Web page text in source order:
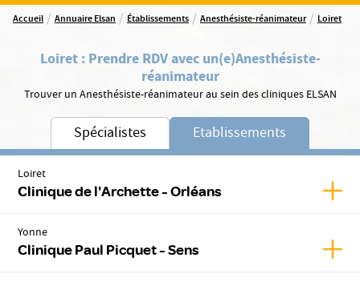
Accueil / Annuaire Elsan / Établissements / Anesthésiste-réanimateur / Loiret
Loiret: Prendre RDV avec un(e)Anesthésiste-
réanimateur
Trouver un Anesthésiste-réanimateur au sein des cliniques ELSAN
Spécialistes Etablissements
Loiret
Clinique de l'Archette - Orléans
Yonne
Clinique Paul Picquet - Sens